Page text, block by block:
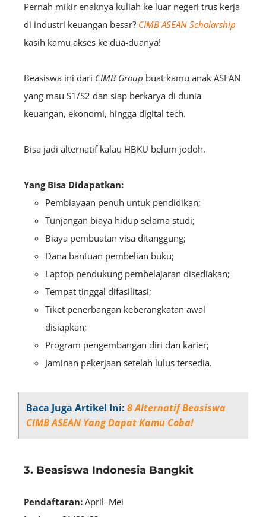
Pernah mikir enaknya kuliah ke luar negeri trus kerja
di industri keuangan besar? CIMB ASEAN Scholarship
kasih kamu akses ke dua-duanya!
Beasiswa ini dari CIMB Group buat kamu anak ASEAN
yang mau S1/S2 dan siap berkarya di dunia
keuangan, ekonomi, hingga digital tech.
Bisa jadi alternatif kalau HBKU belum jodoh.
Yang Bisa Didapatkan:
Pembiayaan penuh untuk pendidikan;
Tunjangan biaya hidup selama studi;
Biaya pembuatan visa ditanggung;
Dana bantuan pembelian buku;
Laptop pendukung pembelajaran disediakan;
Tempat tinggal difasilitasi;
Tiket penerbangan keberangkatan awal
disiapkan;
Program pengembangan diri dan karier;
Jaminan pekerjaan setelah lulus tersedia.
Baca Juga Artikel Ini: 8 Alternatif Beasiswa
CIMB ASEAN Yang Dapat Kamu Coba!
3. Beasiswa Indonesia Bangkit
Pendaftaran: April–Mei